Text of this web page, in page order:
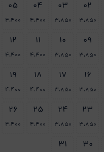
02
3،850
03
3،850
04
4،400
05
4،400
09
3،850
10
3،850
11
4،400
12
4،400
16
3،850
17
3،850
18
4،400
19
4،400
23
3،850
24
3،850
25
4،400
26
4،400
30
31